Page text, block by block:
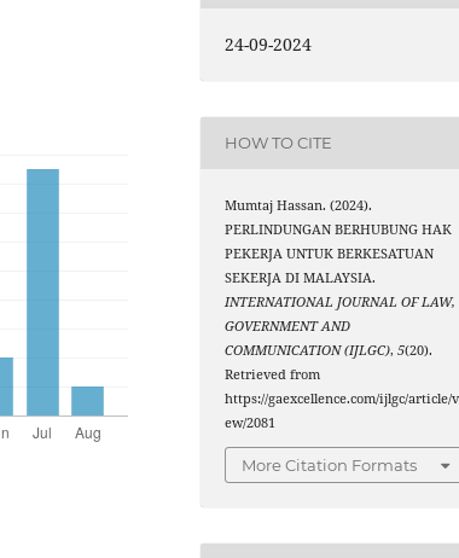
24-09-2024
HOW TO CITE
Mumtaj Hassan. (2024).
PERLINDUNGAN BERHUBUNG HAK
PEKERJA UNTUK BERKESATUAN
SEKERJA DI MALAYSIA.
INTERNATIONAL JOURNAL OF LAW,
GOVERNMENT AND
COMMUNICATION (IJLGC),5(20).
Retrieved from
https://gaexcellence.com/ijlgc/article/
ew/2081
More Citation Formats